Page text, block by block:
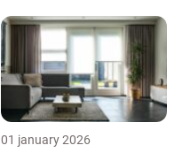
01 january 2026